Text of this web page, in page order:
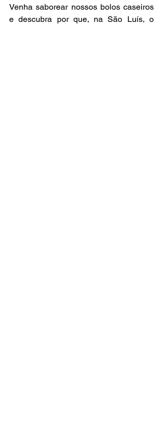
Venha saborear nossos bolos caseiros
e descubra por que, na São Luís, o